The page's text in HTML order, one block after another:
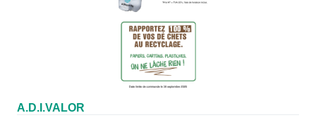
A.D.I.VALOR